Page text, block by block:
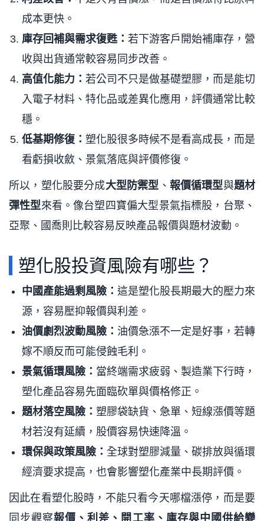
成本更快。
庫存回補與需求復甦： 若下游客戶開始補庫存，營
收與出貨通常較容易同步改善。
高值化能力： 若公司不只是做基礎塑膠，而是能切
入電子材料、特化品或差異化應用，評價通常比較
穩。
低基期修復： 塑化股很多時候不是看高成長，而是
看虧損收斂、景氣落底與評價修復。
所以，塑化股要分成大型防禦型 、 報價循環型與題材
彈性型來看。像台塑四寶偏大型景氣指標股，台聚、
亞聚、國喬則比較容易反映產品報價與題材波動。
塑化股投資風險有哪些？
中國產能過剩風險： 這是塑化股長期最大的壓力來
源，容易壓抑報價與利差。
油價劇烈波動風險： 油價急漲不一定是好事，若轉
嫁不順反而可能侵蝕毛利。
景氣循環風險： 當終端需求疲弱、製造業下行時，
塑化產品容易先面臨砍單與價格修正。
題材落空風險： 塑膠袋缺貨、急單、短線漲價等題
材若沒有延續，股價容易快速降溫。
環保與政策風險： 全球對塑膠減量、碳排放與循環
經濟要求提高，也會影響塑化產業中長期評價。
因此在看塑化股時，不能只看今天哪檔漲停，而是要
同步觀察報價、利差、開工率、庫存與中國供給變